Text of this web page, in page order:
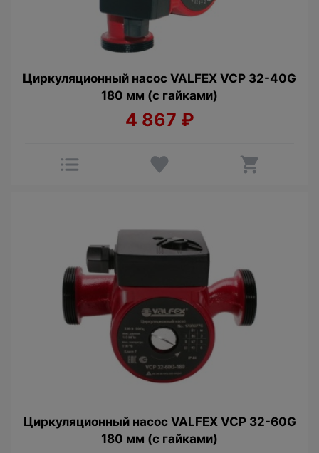
Циркуляционный насос VALFEX VCP 32-40G
180 мм (с гайками)
4 867 ₽
Циркуляционный насос VALFEX VCP 32-60G
180 мм (с гайками)